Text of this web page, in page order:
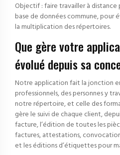
Objectif : faire travailler à distance
base de données commune, pour
la multiplication des répertoires.
Que gère votre
évolué depuis sa
Notre application fait la jonction
professionnels, des personnes y
notre répertoire, et celle des
gère le suivi de chaque client,
facture, l’édition de toutes les
factures, attestations,
et les éditions d’étiquettes pour